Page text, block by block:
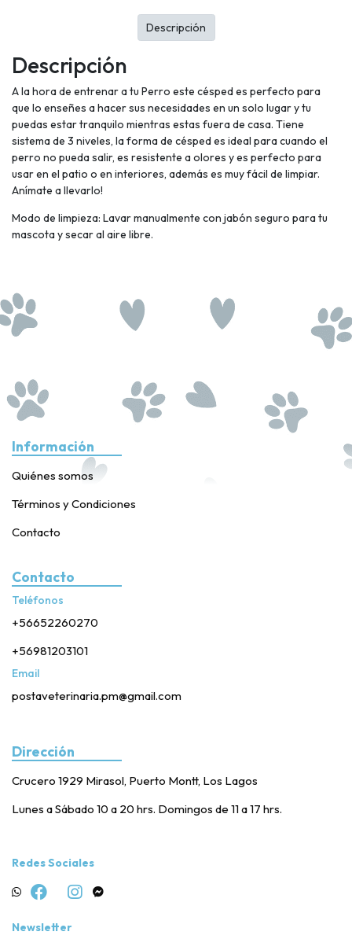
Descripción
A la hora de entrenar a tu Perro este césped es perfecto para
que lo enseñes a hacer sus necesidades en un solo lugar y tu
puedas estar tranquilo mientras estas fuera de casa. Tiene
sistema de 3 niveles, la forma de césped es ideal para cuando el
perro no pueda salir, es resistente a olores y es perfecto para
usar en el patio o en interiores, además es muy fácil de limpiar.
Anímate a llevarlo!
Modo de limpieza: Lavar manualmente con jabón seguro para tu
mascota y secar al aire libre.
Descripción
Información
Quiénes somos
Términos y Condiciones
Contacto
Contacto
Teléfonos
+56652260270
+56981203101
Email
postaveterinaria.pm@gmail.com
Dirección
Crucero 1929 Mirasol, Puerto Montt, Los Lagos
Lunes a Sábado 10 a 20 hrs. Domingos de 11 a 17 hrs.
Redes Sociales
Newsletter